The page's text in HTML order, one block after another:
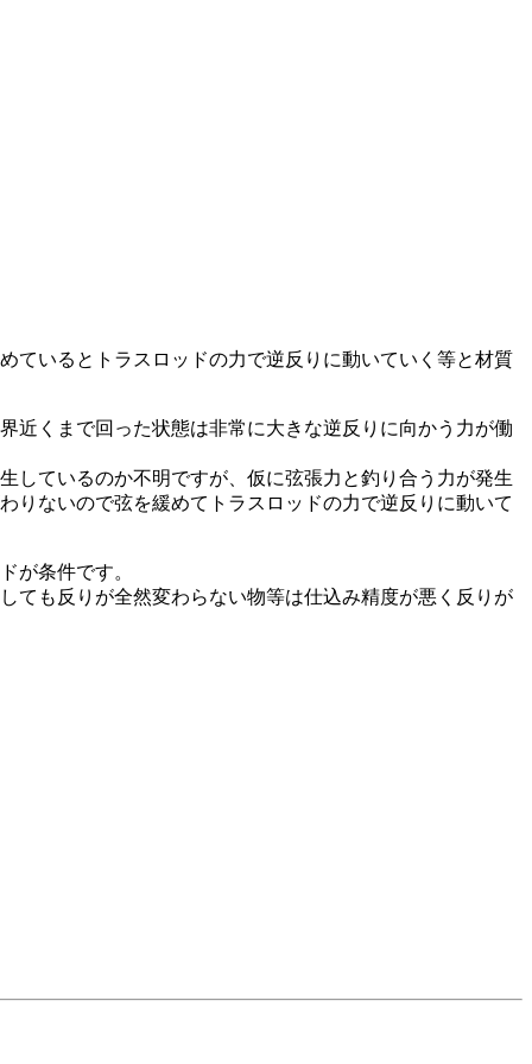
ているとトラスロッドの力で逆反りに動いていく等と材質
近くまで回った状態は非常に大きな逆反りに向かう力が働
しているのか不明ですが、仮に弦張力と釣り合う力が発生
りないので弦を緩めてトラスロッドの力で逆反りに動いて
が条件です。
ても反りが全然変わらない物等は仕込み精度が悪く反りが